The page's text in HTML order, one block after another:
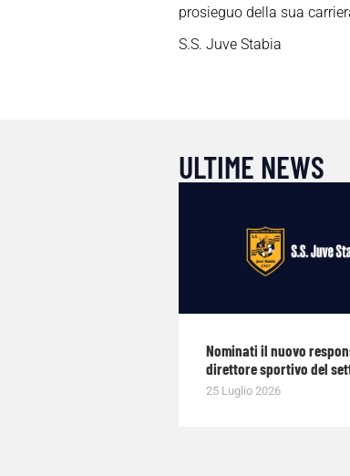
prosieguo della sua
S.S. Juve Stabia
ULTIME NEWS
Nominati il nuovo
direttore sportivo del
25 Luglio 2026